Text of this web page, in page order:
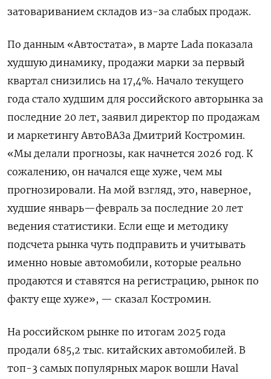
затовариванием складов из-за слабых продаж.
По данным «Автостата», в марте Lada показала
худшую динамику, продажи марки за первый
квартал снизились на 17,4%. Начало текущего
года стало худшим для российского авторынка за
последние 20 лет, заявил директор по продажам
и маркетингу АвтоВАЗа Дмитрий Костромин.
«Мы делали прогнозы, как начнется 2026 год. К
сожалению, он начался еще хуже, чем мы
прогнозировали. На мой взгляд, это, наверное,
худшие январь—февраль за последние 20 лет
ведения статистики. Если еще и методику
подсчета рынка чуть подправить и учитывать
именно новые автомобили, которые реально
продаются и ставятся на регистрацию, рынок по
факту еще хуже», — сказал Костромин.
На российском рынке по итогам 2025 года
продали 685,2 тыс. китайских автомобилей. В
топ-3 самых популярных марок вошли Haval